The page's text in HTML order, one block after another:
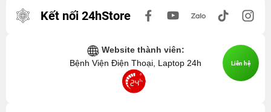
Kết nối 24hStore
Website thành viên:
Bệnh Viện Điện Thoại, Laptop 24h
Liên hệ